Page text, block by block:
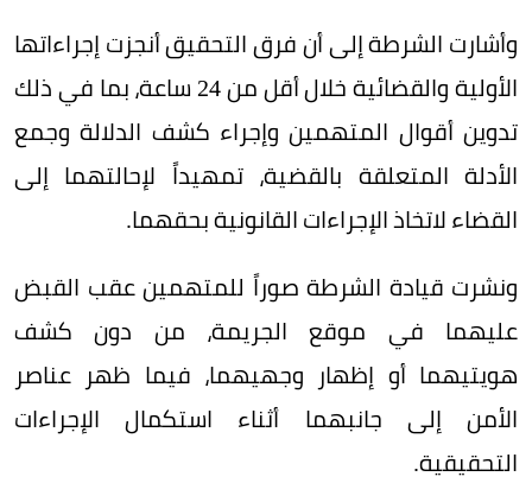
وأشارت الشرطة إلى أن فرق التحقيق أنجزت إجراءاتها
الأولية والقضائية خلال أقل من 24 ساعة، بما في ذلك
تدوين أقوال المتهمين وإجراء كشف الدلالة وجمع
الأدلة المتعلقة بالقضية، تمهيداً لإحالتهما إلى
القضاء لاتخاذ الإجراءات القانونية بحقهما.
ونشرت قيادة الشرطة صوراً للمتهمين عقب القبض
عليهما في موقع الجريمة، من دون كشف
هويتيهما أو إظهار وجهيهما، فيما ظهر عناصر
الأمن إلى جانبهما أثناء استكمال الإجراءات
التحقيقية.